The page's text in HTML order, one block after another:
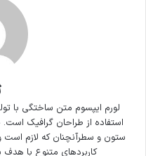
لورم ایپسوم متن ساختگی با
استفاده از طراحان گرافیک است.
ستون و سطرآنچنان که لازم است
کاربردهای متنوع با هدف